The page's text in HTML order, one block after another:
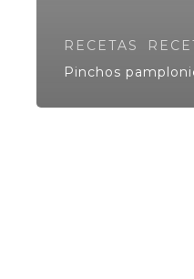
RECETAS
Pinchos